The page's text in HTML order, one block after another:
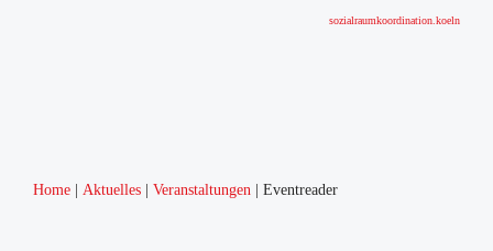
sozialraumkoordination.koeln
Home Aktuelles Veranstaltungen Eventreader